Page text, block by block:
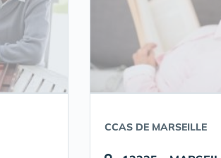
CCAS DE MARSEILLE